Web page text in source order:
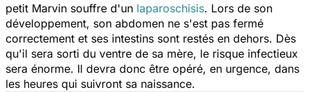
petit Marvin souffre d'un laparoschisis. Lors de son
développement, son abdomen ne s'est pas fermé
correctement et ses intestins sont restés en dehors. Dès
qu'il sera sorti du ventre de sa mère, le risque infectieux
sera énorme. Il devra donc être opéré, en urgence, dans
les heures qui suivront sa naissance.